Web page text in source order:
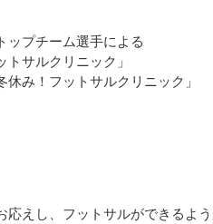
ップチーム選手による
クリニック」
！フットサルクリニック」
えし、フットサルができるよ